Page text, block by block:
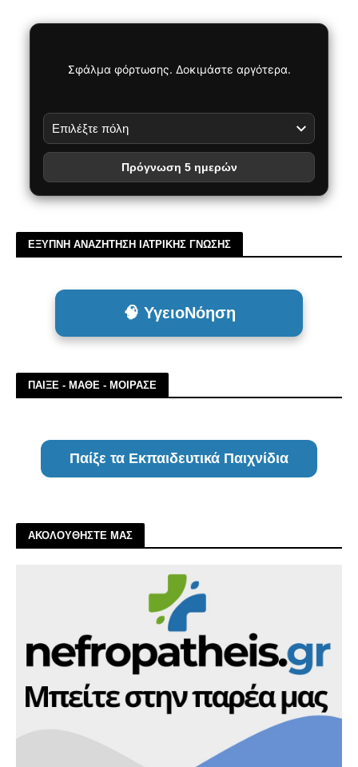
Σφάλμα φόρτωσης. Δοκιμάστε αργότερα.
Πρόγνωση 5 ημερών
ΕΞΥΠΝΗ ΑΝΑΖΗΤΗΣΗ ΙΑΤΡΙΚΗΣ ΓΝΩΣΗΣ
🧠 ΥγειοΝόηση
ΠΑΙΞΕ - ΜΑΘΕ - ΜΟΙΡΑΣΕ
Παίξε τα Εκπαιδευτικά Παιχνίδια
ΑΚΟΛΟΥΘΗΣΤΕ ΜΑΣ